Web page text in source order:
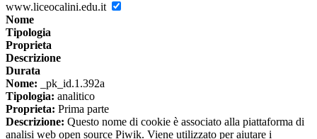
www.liceocalini.edu.it
Nome
Tipologia
Proprieta
Descrizione
Durata
Nome: _pk_id.1.392a
Tipologia: analitico
Proprieta: Prima parte
Descrizione: Questo nome di cookie è associato alla piattaforma di
analisi web open source Piwik. Viene utilizzato per aiutare i